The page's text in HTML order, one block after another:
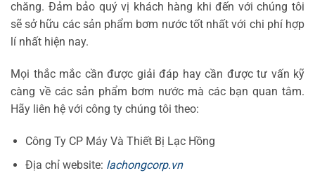
chăng. Đảm bảo quý vị khách hàng khi đến với chúng tôi
sẽ sở hữu các sản phẩm bơm nước tốt nhất với chi phí hợp
lí nhất hiện nay.
Mọi thắc mắc cần được giải đáp hay cần được tư vấn kỹ
càng về các sản phẩm bơm nước mà các bạn quan tâm.
Hãy liên hệ với công ty chúng tôi theo:
Công Ty CP Máy Và Thiết Bị Lạc Hồng
Địa chỉ website: lachongcorp.vn